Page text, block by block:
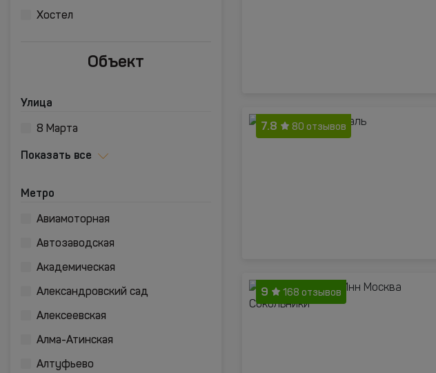
Хостел
Объект
Улица
8 Марта
Показать все
Метро
Авиамоторная
Автозаводская
Академическая
Александровский сад
Алексеевская
Алма-Атинская
Алтуфьево
7.8 80 отзывов
9 168 отзывов